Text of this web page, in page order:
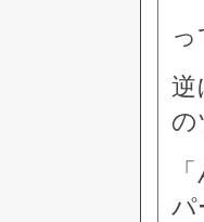
逆
の
パ